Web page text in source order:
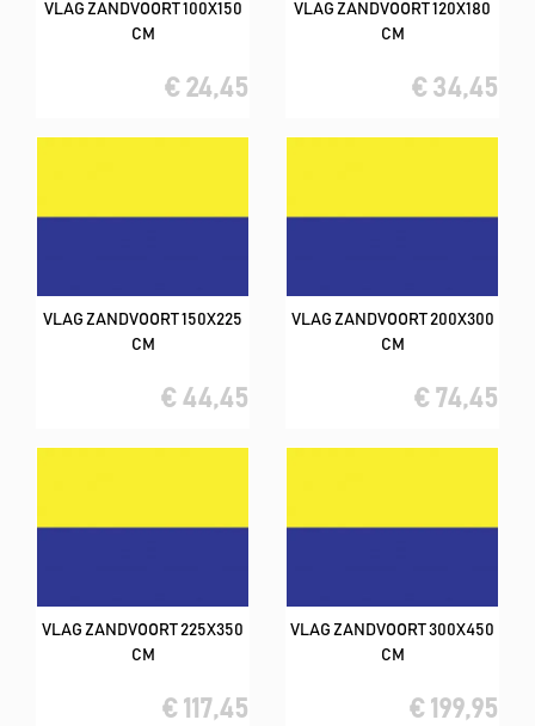
VLAG ZANDVOORT 100X150
CM
€ 24,45
VLAG ZANDVOORT 120X180
CM
€ 34,45
VLAG ZANDVOORT 150X225
CM
€ 44,45
VLAG ZANDVOORT 200X300
CM
€ 74,45
VLAG ZANDVOORT 225X350
CM
€ 117,45
VLAG ZANDVOORT 300X450
CM
€ 199,95